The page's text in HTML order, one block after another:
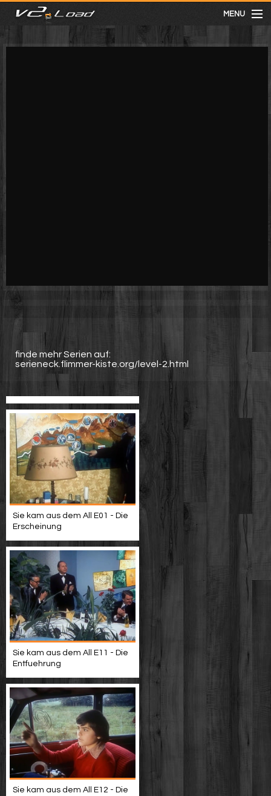
MENU
meist gesehen
finde mehr Serien auf:
serieneck.flimmer-kiste.org/level-2.html
Sie kam aus dem All E01 - Die
Erscheinung
Sie kam aus dem All E11 - Die
Entfuehrung
Sie kam aus dem All E12 - Die